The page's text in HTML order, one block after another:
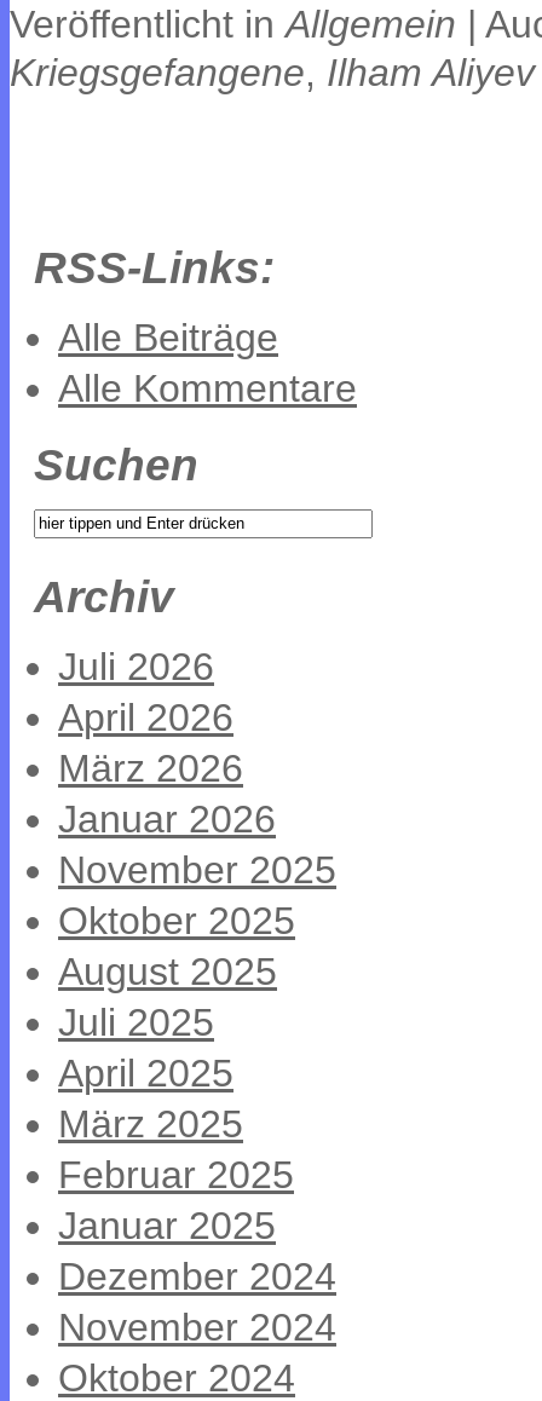
Veröffentlicht inAllgemein |
Kriegsgefangene, Ilham Aliyev
RSS-Links:
Alle Beiträge
Alle Kommentare
Suchen
Archiv
Juli 2026
April 2026
März 2026
Januar 2026
November 2025
Oktober 2025
August 2025
Juli 2025
April 2025
März 2025
Februar 2025
Januar 2025
Dezember 2024
November 2024
Oktober 2024